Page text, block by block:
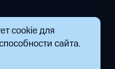
cookie для
сайта.
распределенных
защищены